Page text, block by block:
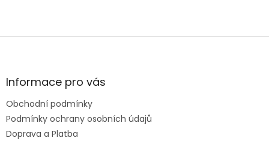
Z
aInformace pro vás
Obchodní podmínky
Podmínky ochrany osobních údajů
Doprava a Platba